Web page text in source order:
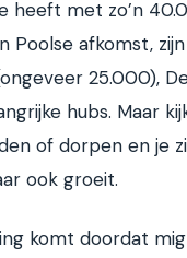
heeft met zo’n
Poolse afkomst,
25.000),
hubs. Maar
of dorpen en je
ook groeit.
komt doordat